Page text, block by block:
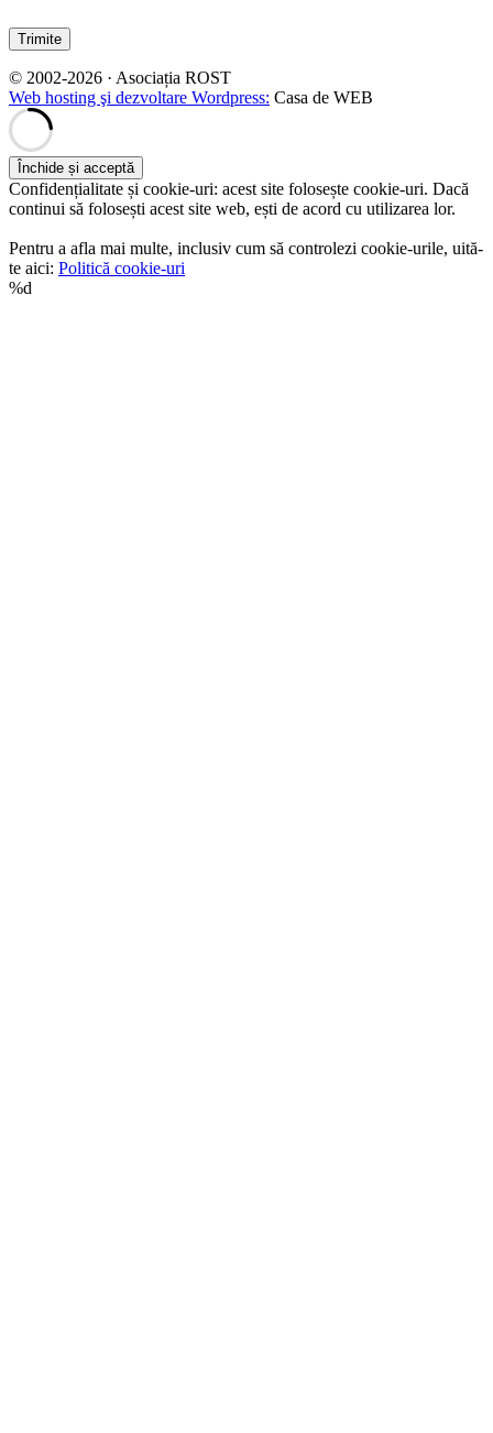
Trimite
© 2002-2026 · Asociația ROST
Web hosting şi dezvoltare Wordpress: Casa de WEB
Confidențialitate și cookie-uri: acest site folosește cookie-uri. Dacă
continui să folosești acest site web, ești de acord cu utilizarea lor.
Pentru a afla mai multe, inclusiv cum să controlezi cookie-urile, uită-
te aici: Politică cookie-uri
%d